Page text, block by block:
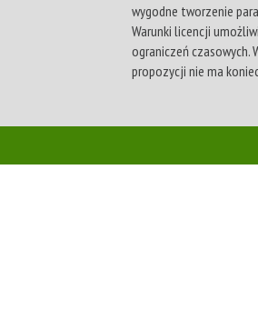
wygodne tworzenie
Warunki licencji
ograniczeń czasowych.
propozycji nie ma